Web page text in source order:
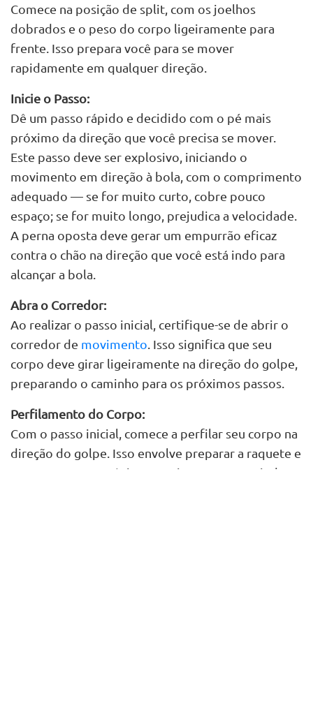
Comece na posição de split, com os joelhos
dobrados e o peso do corpo ligeiramente para
frente. Isso prepara você para se mover
rapidamente em qualquer direção.
Inicie o Passo:
Dê um passo rápido e decidido com o pé mais
próximo da direção que você precisa se mover.
Este passo deve ser explosivo, iniciando o
movimento em direção à bola, com o comprimento
adequado — se for muito curto, cobre pouco
espaço; se for muito longo, prejudica a velocidade.
A perna oposta deve gerar um empurrão eficaz
contra o chão na direção que você está indo para
alcançar a bola.
Abra o Corredor:
Ao realizar o passo inicial, certifique-se de abrir o
corredor de movimento . Isso significa que seu
corpo deve girar ligeiramente na direção do golpe,
preparando o caminho para os próximos passos.
Perfilamento do Corpo:
Com o passo inicial, comece a perfilar seu corpo na
direção do golpe. Isso envolve preparar a raquete e
o tronco para o próximo movimento, garantindo